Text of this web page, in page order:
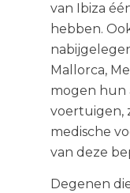
van Ibiza
hebben.
Mallorca,
mogen hun
voertuigen,
medische
van deze
Degenen